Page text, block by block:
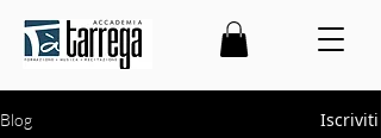
Blog Iscriviti